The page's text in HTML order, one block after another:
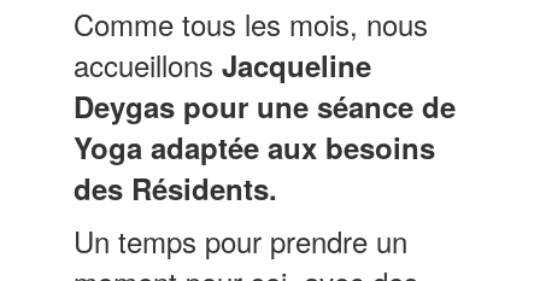
Comme tous les mois, nous
accueillonsJacqueline
Deygas pour une séance de
Yoga adaptée aux besoins
des Résidents.
Un temps pour prendre un